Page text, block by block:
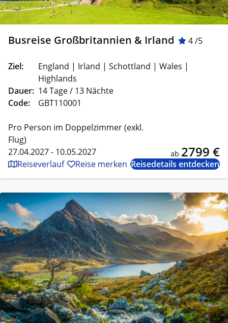
Busreise Großbritannien & Irland 4 /5
Ziel:
England | Irland | Schottland | Wales |
Highlands
Dauer: 14 Tage / 13 Nächte
Code:
GBT110001
Pro Person im Doppelzimmer (exkl.
Flug)
27.04.2027 - 10.05.2027
ab 2799 €
Reiseverlauf Reise merken Reisedetails entdecken